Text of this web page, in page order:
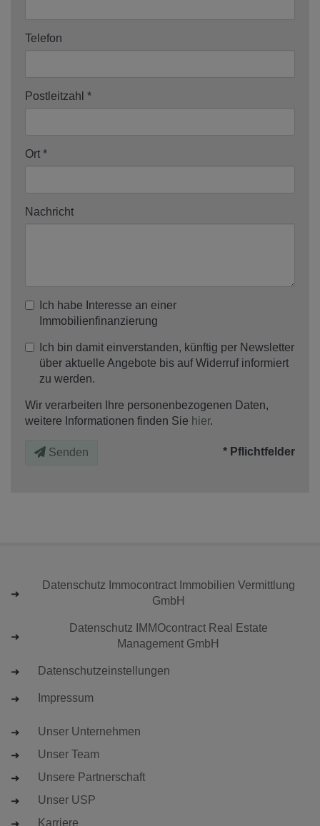
Telefon
Postleitzahl
Ort
Nachricht
Ich habe Interesse an einer
Immobilienfinanzierung
Ich bin damit einverstanden, künftig per Newsletter
über aktuelle Angebote bis auf Widerruf informiert
zu werden.
Wir verarbeiten Ihre personenbezogenen Daten,
weitere Informationen finden Sie hier.
Senden * Pflichtfelder
Datenschutz Immocontract Immobilien Vermittlung
GmbH
Datenschutz IMMOcontract Real Estate
Management GmbH
Datenschutzeinstellungen
Impressum
Unser Unternehmen
Unser Team
Unsere Partnerschaft
Unser USP
Karriere